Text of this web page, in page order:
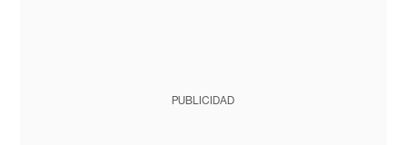
PUBLICIDAD